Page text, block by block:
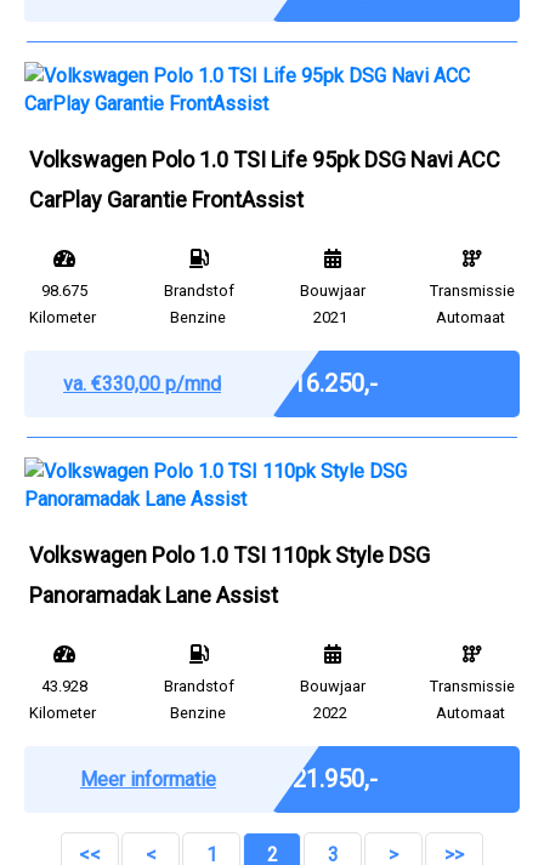
Volkswagen Polo 1.0 TSI Life 95pk DSG Navi ACC
CarPlay Garantie FrontAssist
98.675
Kilometer
Brandstof
Benzine
Bouwjaar
2021
Transmissie
Automaat
va. €330,00 p/mnd € 16.250,-
Volkswagen Polo 1.0 TSI 110pk Style DSG
Panoramadak Lane Assist
43.928
Kilometer
Brandstof
Benzine
Bouwjaar
2022
Transmissie
Automaat
Meer informatie € 21.950,-
<< < 1 2 3 > >>